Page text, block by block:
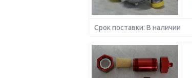
Срок поставки: В наличии